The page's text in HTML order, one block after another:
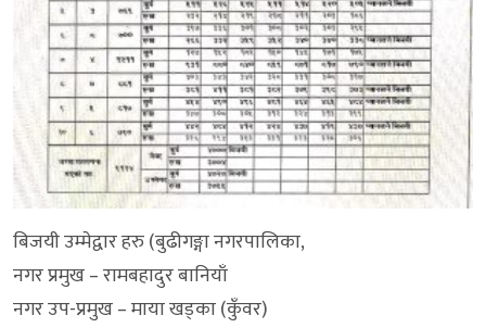
बिजयी उम्मेद्वार हरु (बुढीगङ्गा नगरपालिका,
नगर प्रमुख – रामबहादुर बानियाँ
नगर उप-प्रमुख – माया खड्का (कुँवर)